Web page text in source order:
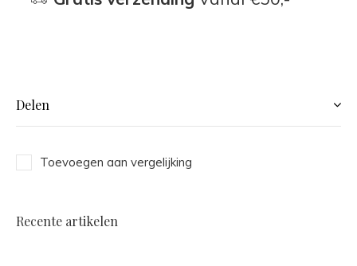
Delen
Toevoegen aan vergelijking
Recente artikelen